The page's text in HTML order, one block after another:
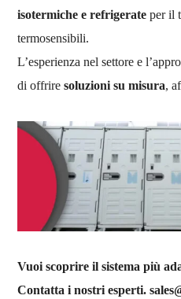
isotermiche e refrigerate per il
termosensibili.
L’esperienza nel settore e
di offriresoluzioni su misura,
Vuoi scoprire il sistema più
Contatta i nostri esperti.